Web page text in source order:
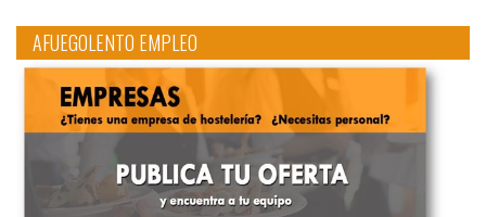
AFUEGOLENTO EMPLEO